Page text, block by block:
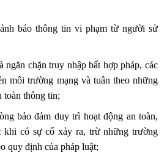
báo thông tin vi phạm từ người sử
ngăn chặn truy nhập bất hợp pháp, các
môi trường mạng và tuân theo những
toàn thông tin;
bảo đảm duy trì hoạt động an toàn,
khi có sự cố xảy ra, trừ những trường
quy định của pháp luật;